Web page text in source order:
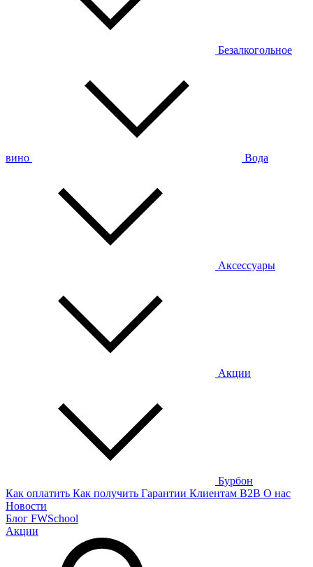
Безалкогольное
вино Вода
Аксессуары
Акции
Бурбон
Как оплатить Как получить Гарантии Клиентам B2B О нас
Новости
Блог FWSchool
Акции